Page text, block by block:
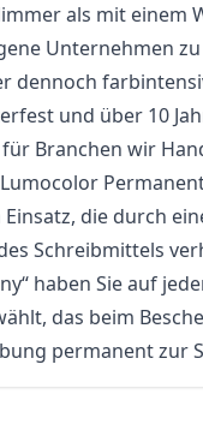
als mit einem
Unternehmen
dennoch
und über 10
für Branchen wir
die durch
Schreibmittels
haben Sie auf
das beim
permanent zur